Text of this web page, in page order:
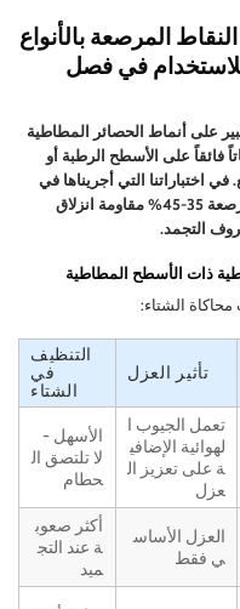
المرصعة بالأنواع
في فصل
على أنماط الحصائر المطاطية
فائقاً على الأسطح الرطبة أو
اختباراتنا التي أجريناها في
المصنع، تُظهر أنماط الحصائر ذات النقط المرصعة 35-45% مقاومة انزلاق
التجمد.
ذات الأسطح المطاطية
محاكاة الشتاء:
تأثير العزل
التنظيف
في
الشتاء
تعمل الجيوب ا
لهوائية الإضافي
ة على تعزيز ال
عزل
الأسهل -
لا تلتصق ال
حطام
العزل الأساس
ي فقط
أكثر صعوب
ة عند التج
ميد